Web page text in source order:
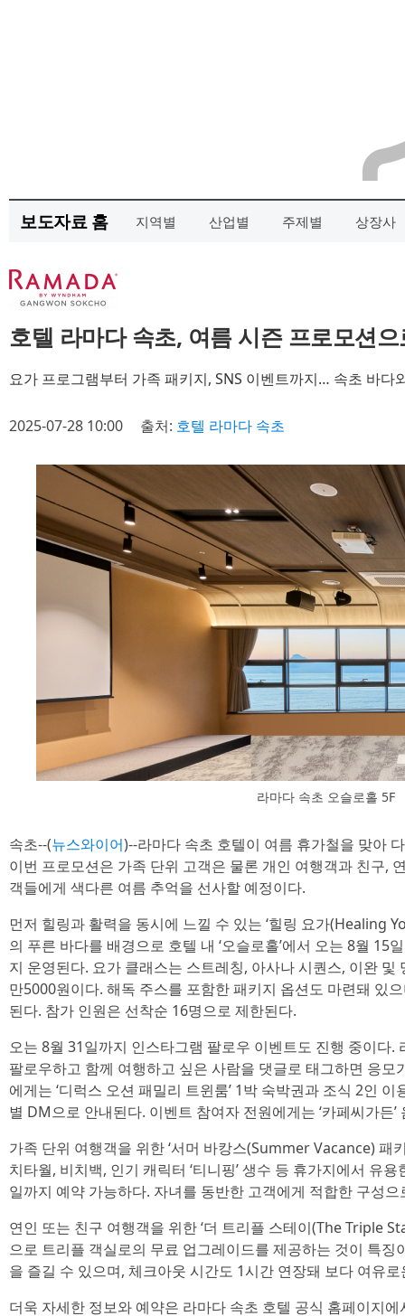
보도자료 홈 지역별 산업별 주제별 상장사
호텔 라마다 속초, 여름 시즌 프로모션
요가 프로그램부터 가족 패키지, SNS 이벤트까지… 속초 바다
2025-07-28 10:00 출처: 호텔 라마다 속초
라마다 속초 오슬로홀 5F
속초--(뉴스와이어)--라마다 속초 호텔이 여름 휴가철을 맞아
이번 프로모션은 가족 단위 고객은 물론 개인 여행객과 친구,
객들에게 색다른 여름 추억을 선사할 예정이다.
먼저 힐링과 활력을 동시에 느낄 수 있는 ‘힐링 요가(Healing
의 푸른 바다를 배경으로 호텔 내 ‘오슬로홀’에서 오는 8월 15
지 운영된다. 요가 클래스는 스트레칭, 아사나 시퀀스, 이완
만5000원이다. 해독 주스를 포함한 패키지 옵션도 마련돼 있
된다. 참가 인원은 선착순 16명으로 제한된다.
오는 8월 31일까지 인스타그램 팔로우 이벤트도 진행 중이다.
팔로우하고 함께 여행하고 싶은 사람을 댓글로 태그하면 응모
에게는 ‘디럭스 오션 패밀리 트윈룸’ 1박 숙박권과 조식 2인
별 DM으로 안내된다. 이벤트 참여자 전원에게는 ‘카페씨가든
가족 단위 여행객을 위한 ‘서머 바캉스(Summer Vacance) 패
치타월, 비치백, 인기 캐릭터 ‘티니핑’ 생수 등 휴가지에서 유
일까지 예약 가능하다. 자녀를 동반한 고객에게 적합한 구성
연인 또는 친구 여행객을 위한 ‘더 트리플 스테이(The Triple
으로 트리플 객실로의 무료 업그레이드를 제공하는 것이 특
을 즐길 수 있으며, 체크아웃 시간도 1시간 연장돼 보다 여유
더욱 자세한 정보와 예약은 라마다 속초 호텔 공식 홈페이지